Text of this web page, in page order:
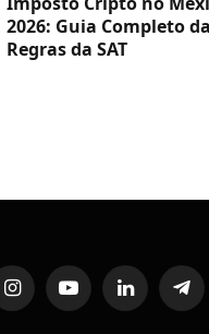
2026: Guia Completo
Regras da SAT
InstagramYouTubeLinkedIn